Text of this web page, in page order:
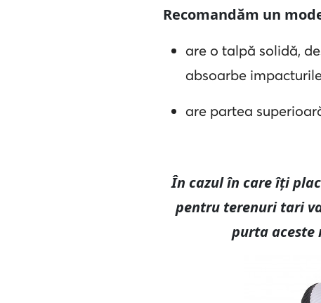
Recomandăm un
are o talpă solidă,
absoarbe
are partea
În cazul în care îți
pentru terenuri tari
purta aceste